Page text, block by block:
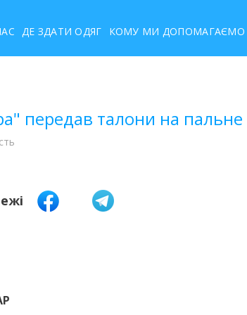
ДЕ ЗДАТИ ОДЯГ КОМУ МИ ДОПОМАГАЄМО
передав талони на пальне